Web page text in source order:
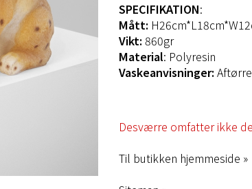
SPECIFIKATION:
Mått:
Vikt:​ 860gr
Material:​ Polyresin​
Vaskeanvisninger:
Desværre omfatter ikke
Til butikken hjemmeside »